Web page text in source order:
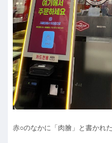
赤○のなかに「肉膾」と書かれ